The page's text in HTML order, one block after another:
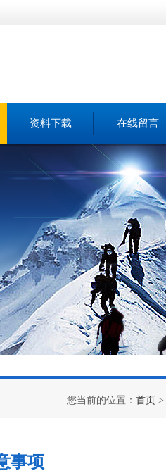
资料下载 在线留言
您当前的位置： 首页 >
事项